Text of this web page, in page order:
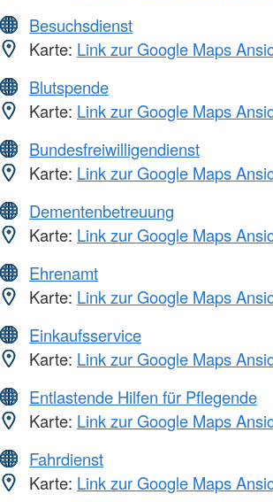
Besuchsdienst
Karte: Link zur Google Maps
Blutspende
Karte: Link zur Google Maps
Bundesfreiwilligendienst
Karte: Link zur Google Maps
Dementenbetreuung
Karte: Link zur Google Maps
Ehrenamt
Karte: Link zur Google Maps
Einkaufsservice
Karte: Link zur Google Maps
Entlastende Hilfen für Pflegende
Karte: Link zur Google Maps
Fahrdienst
Karte: Link zur Google Maps